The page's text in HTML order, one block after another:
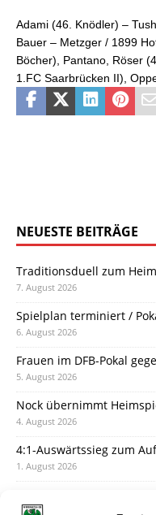
Adami (46. Knödler) –
Bauer – Metzger / 1899
Böcher), Pantano, Röser
1.FC Saarbrücken II),
NEUESTE BEITRÄGE
Traditionsduell zum
7. August 2026
Spielplan terminiert /
6. August 2026
Frauen im DFB-Pokal
5. August 2026
Nock übernimmt
4. August 2026
4:1-Auswärtssieg zum
1. August 2026
31. Juli 2026